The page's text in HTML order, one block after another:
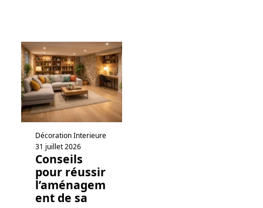
Décoration Interieure
31 juillet 2026
Conseils
pour réussir
l’aménagem
ent de sa